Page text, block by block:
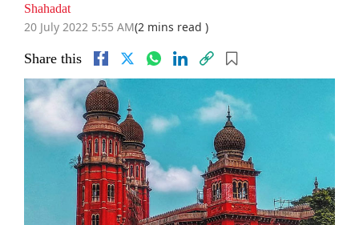
Shahadat
20 July 2022 5:55 AM(2 mins read )
Share this